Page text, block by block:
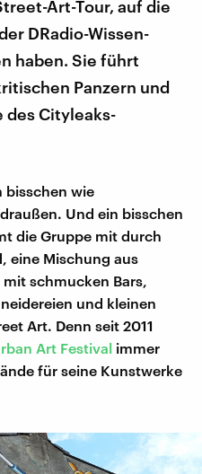
Art-Tour, auf die
DRadio-Wissen-
haben. Sie führt
Panzern und
des Cityleaks-
bisschen wie
Und ein bisschen
die Gruppe mit durch
eine Mischung aus
schmucken Bars,
und kleinen
Art. Denn seit 2011
Art Festival immer
für seine Kunstwerke